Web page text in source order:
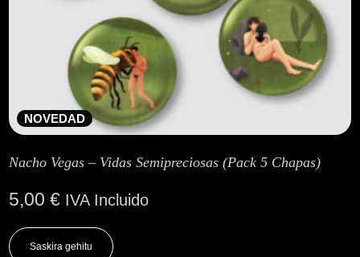
NOVEDAD
Nacho Vegas – Vidas Semipreciosas (Pack 5 Chapas)
5,00€ IVA Incluido
Saskira gehitu